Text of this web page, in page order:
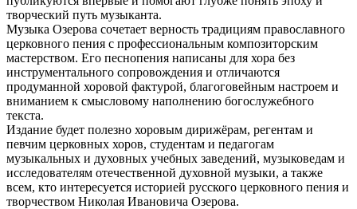
творческий путь музыканта.
Музыка Озерова сочетает верность традициям православного
церковного пения с профессиональным композиторским
мастерством. Его песнопения написаны для хора без
инструментального сопровождения и отличаются
продуманной хоровой фактурой, благоговейным настроем и
вниманием к смысловому наполнению богослужебного
текста.
Издание будет полезно хоровым дирижёрам, регентам и
певчим церковных хоров, студентам и педагогам
музыкальных и духовных учебных заведений, музыковедам и
исследователям отечественной духовной музыки, а также
всем, кто интересуется историей русского церковного пения и
творчеством Николая Ивановича Озерова.